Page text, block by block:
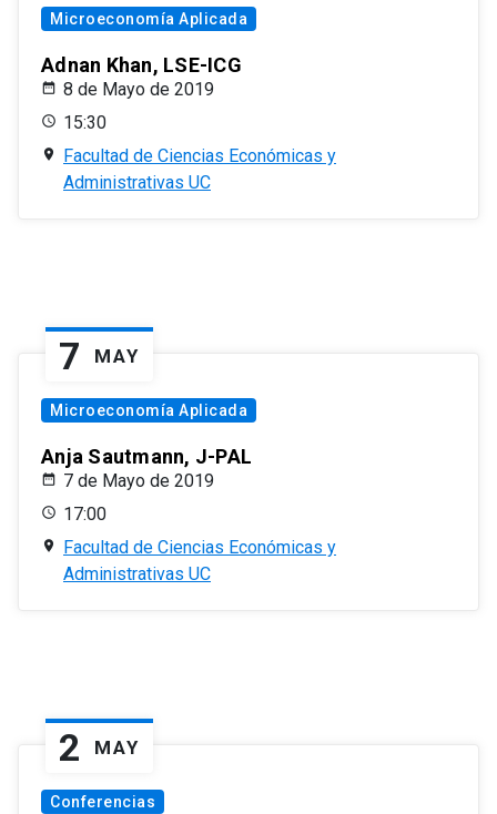
Microeconomía Aplicada
Adnan Khan, LSE-ICG
8 de Mayo de 2019
15:30
Facultad de Ciencias Económicas y
Administrativas UC
7 MAY
Microeconomía Aplicada
Anja Sautmann, J-PAL
7 de Mayo de 2019
17:00
Facultad de Ciencias Económicas y
Administrativas UC
2 MAY
Conferencias